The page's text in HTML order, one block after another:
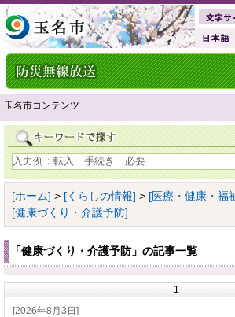
玉名市コンテンツ
[ホーム] > [くらしの情報] > [医療・健康・福
[健康づくり・介護予防]
「健康づくり・介護予防」の記事一覧
1
[2026年8月3日]